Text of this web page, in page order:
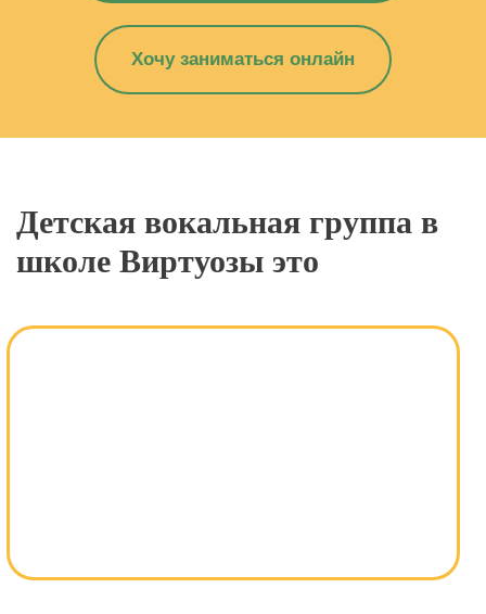
Хочу заниматься онлайн
Детская вокальная группа в
школе Виртуозы это